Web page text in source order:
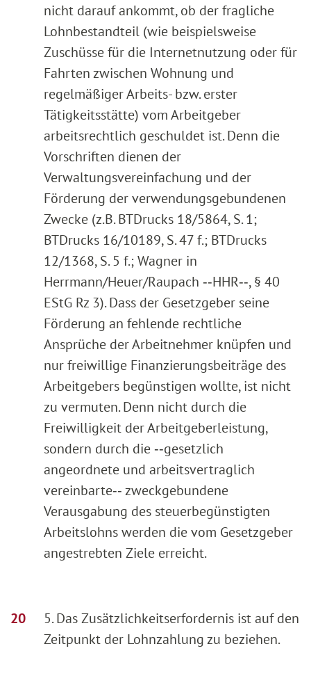
nicht darauf ankommt, ob der fragliche
Lohnbestandteil (wie beispielsweise
Zuschüsse für die Internetnutzung oder für
Fahrten zwischen Wohnung und
regelmäßiger Arbeits- bzw. erster
Tätigkeitsstätte) vom Arbeitgeber
arbeitsrechtlich geschuldet ist. Denn die
Vorschriften dienen der
Verwaltungsvereinfachung und der
Förderung der verwendungsgebundenen
Zwecke (z.B. BTDrucks 18/5864, S. 1;
BTDrucks 16/10189, S. 47 f.; BTDrucks
12/1368, S. 5 f.; Wagner in
Herrmann/Heuer/Raupach ‑‑HHR‑‑, § 40
EStG Rz 3). Dass der Gesetzgeber seine
Förderung an fehlende rechtliche
Ansprüche der Arbeitnehmer knüpfen und
nur freiwillige Finanzierungsbeiträge des
Arbeitgebers begünstigen wollte, ist nicht
zu vermuten. Denn nicht durch die
Freiwilligkeit der Arbeitgeberleistung,
sondern durch die ‑‑gesetzlich
angeordnete und arbeitsvertraglich
vereinbarte‑‑ zweckgebundene
Verausgabung des steuerbegünstigten
Arbeitslohns werden die vom Gesetzgeber
angestrebten Ziele erreicht.
5. Das Zusätzlichkeitserfordernis ist auf den
Zeitpunkt der Lohnzahlung zu beziehen.